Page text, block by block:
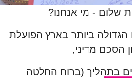
שלום - מי אנחנו?
ביותר בארץ הפועלת
הסכם מדיני,
בתהליך (ברוח החלטה